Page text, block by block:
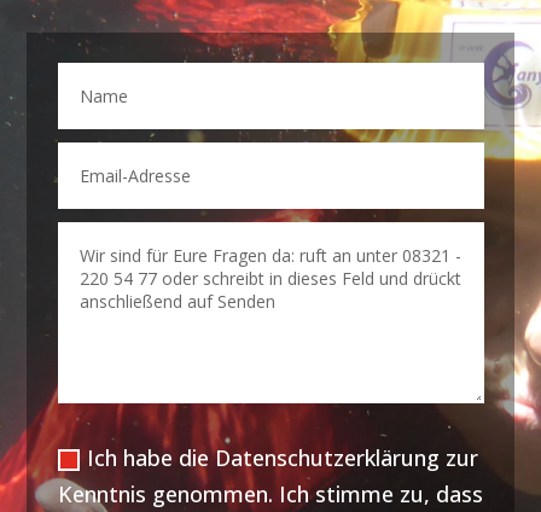
Ich habe die Datenschutzerklärung zur
Kenntnis genommen. Ich stimme zu, dass